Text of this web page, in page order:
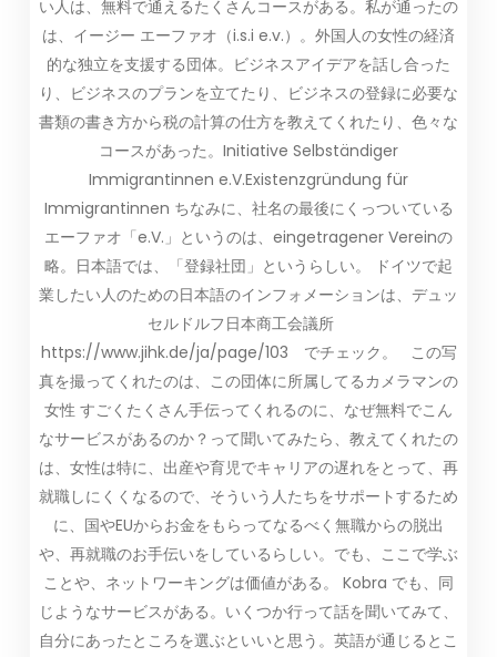
い人は、無料で通えるたくさんコースがある。私が通ったの
は、イージー エーファオ（i.s.i e.v.）。外国人の女性の経済
的な独立を支援する団体。ビジネスアイデアを話し合った
り、ビジネスのプランを立てたり、ビジネスの登録に必要な
書類の書き方から税の計算の仕方を教えてくれたり、色々な
コースがあった。Initiative Selbständiger
Immigrantinnen e.V.Existenzgründung für
Immigrantinnen ちなみに、社名の最後にくっついている
エーファオ「e.V.」というのは、eingetragener Vereinの
略。日本語では、「登録社団」というらしい。 ドイツで起
業したい人のための日本語のインフォメーションは、デュッ
セルドルフ日本商工会議所
https://www.jihk.de/ja/page/103 でチェック。 この写
真を撮ってくれたのは、この団体に所属してるカメラマンの
女性 すごくたくさん手伝ってくれるのに、なぜ無料でこん
なサービスがあるのか？って聞いてみたら、教えてくれたの
は、女性は特に、出産や育児でキャリアの遅れをとって、再
就職しにくくなるので、そういう人たちをサポートするため
に、国やEUからお金をもらってなるべく無職からの脱出
や、再就職のお手伝いをしているらしい。でも、ここで学ぶ
ことや、ネットワーキングは価値がある。 Kobra でも、同
じようなサービスがある。いくつか行って話を聞いてみて、
自分にあったところを選ぶといいと思う。英語が通じるとこ